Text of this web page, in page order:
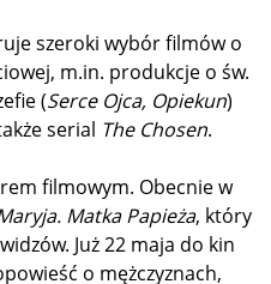
szeroki wybór filmów o
m.in. produkcje o św.
(Serce Ojca, Opiekun)
serial The Chosen.
filmowym. Obecnie w
Matka Papieża, który
Już 22 maja do kin
o mężczyznach,